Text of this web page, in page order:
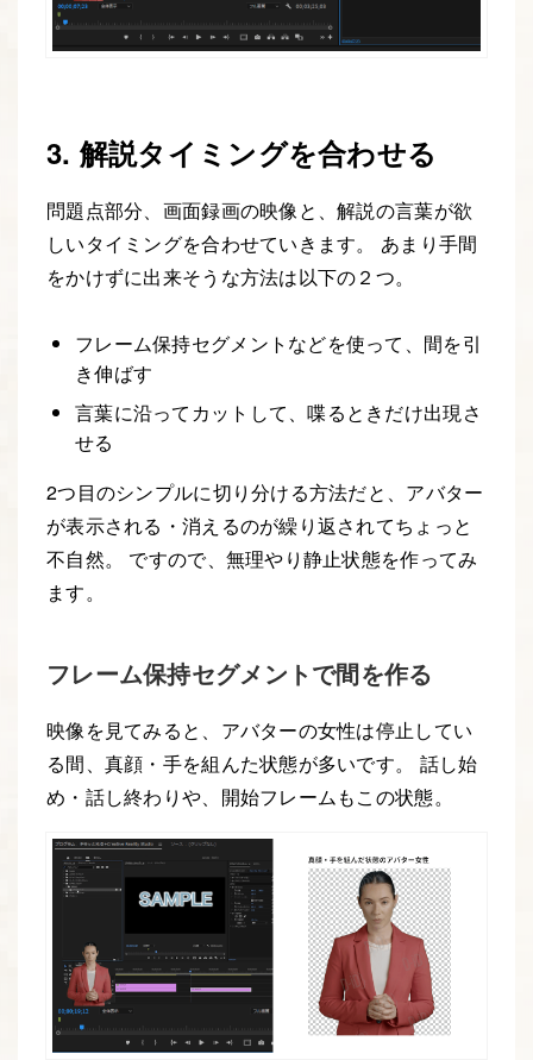
3. 解説タイミングを合わせる
問題点部分、画面録画の映像と、解説の言葉が欲
しいタイミングを合わせていきます。 あまり手間
をかけずに出来そうな方法は以下の２つ。
フレーム保持セグメントなどを使って、間を引
き伸ばす
言葉に沿ってカットして、喋るときだけ出現さ
せる
2つ目のシンプルに切り分ける方法だと、アバター
が表示される・消えるのが繰り返されてちょっと
不自然。 ですので、無理やり静止状態を作ってみ
ます。
フレーム保持セグメントで間を作る
映像を見てみると、アバターの女性は停止してい
る間、真顔・手を組んた状態が多いです。 話し始
め・話し終わりや、開始フレームもこの状態。